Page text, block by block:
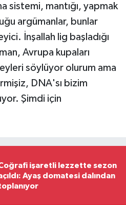
sistemi, mantığı, yapmak
argümanlar, bunlar
İnşallah lig başladığı
Avrupa kupaları
söylüyor olurum ama
DNA'sı bizim
Şimdi için
işaretli lezzette sezon
Ayaş domatesi dalından